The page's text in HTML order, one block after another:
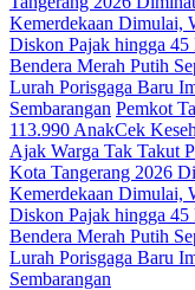
Kemerdekaan Dimulai,
Diskon Pajak hingga 45
Bendera Merah Putih
Lurah Porisgaga Baru
Sembarangan Pemkot
113.990 AnakCek
Ajak Warga Tak Takut
Kota Tangerang 2026
Kemerdekaan Dimulai,
Diskon Pajak hingga 45
Bendera Merah Putih
Lurah Porisgaga Baru
Sembarangan